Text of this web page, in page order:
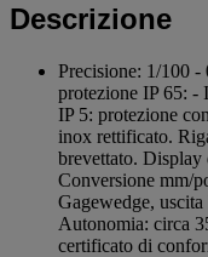
Descrizione
Precisione: 1/100
protezione IP 65: -
IP 5: protezione
inox rettificato.
brevettato.
Conversione mm/
Gagewedge,
Autonomia: circa
certificato di